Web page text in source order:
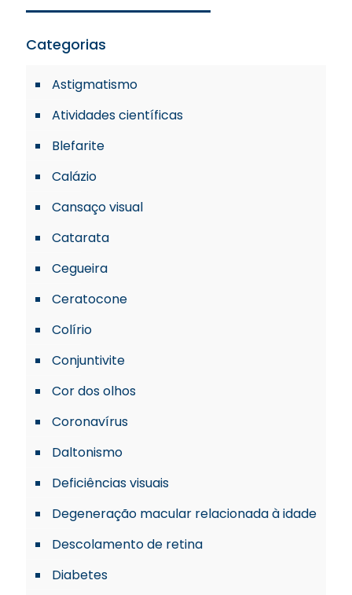
Categorias
Astigmatismo
Atividades científicas
Blefarite
Calázio
Cansaço visual
Catarata
Cegueira
Ceratocone
Colírio
Conjuntivite
Cor dos olhos
Coronavírus
Daltonismo
Deficiências visuais
Degeneração macular relacionada à idade
Descolamento de retina
Diabetes